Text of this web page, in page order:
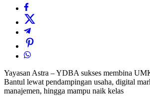
Yayasan Astra – YDBA sukses membina
Bantul lewat pendampingan usaha, digital
manajemen, hingga mampu naik kelas